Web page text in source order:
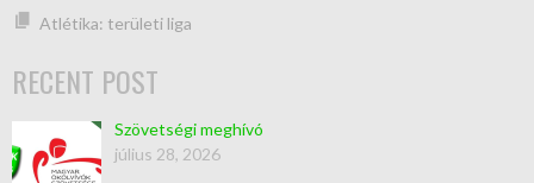
Atlétika: területi liga
RECENT POST
Szövetségi meghívó
július 28, 2026